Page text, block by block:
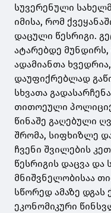
სუვერენული
იმისა, რომ
დაცული წესრიგი.
ატარებდე
ადამიანთა
დაუფიქრებლად
სხვათა
თითოეული
წინაშე გაღებული
შრომა, სიფხიზლე
ჩვენი შვილების
წესრიგის დაცვა
მნიშვნელობისაა
სწორედ ამაზე დგას
ეკონომიკური